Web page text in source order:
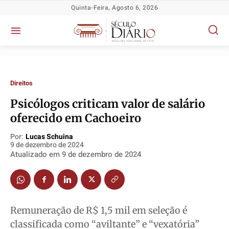
Política
Socioeconômicas
TV Século
Justiça
Segurança
Política
Socioeconômicas
TV Século
Justiça
Segurança
Política
Socioeconômicas
TV Século
Justiça
Segurança
Política
Socioeconômicas
TV Século
Justiça
Segurança
Quinta-Feira, Agosto 6, 2026
Direitos
Psicólogos criticam valor de salário
oferecido em Cachoeiro
Por: Lucas Schuina
9 de dezembro de 2024
Atualizado em 9 de dezembro de 2024
Remuneração de R$ 1,5 mil em seleção é
classificada como “aviltante” e “vexatória”